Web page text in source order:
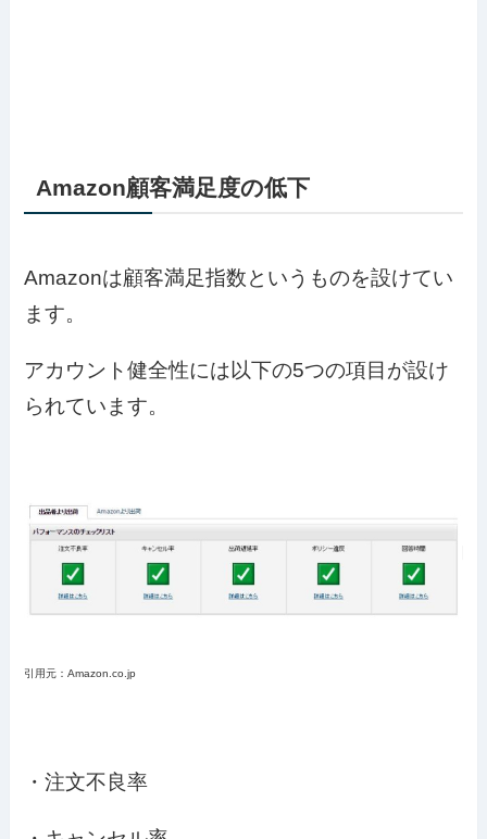
Amazon顧客満足度の低下
Amazonは顧客満足指数というものを設けてい
ます。
アカウント健全性には以下の5つの項目が設け
られています。
引用元：Amazon.co.jp
・注文不良率